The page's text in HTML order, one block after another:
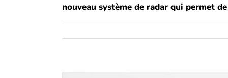
nouveau système de radar qui permet